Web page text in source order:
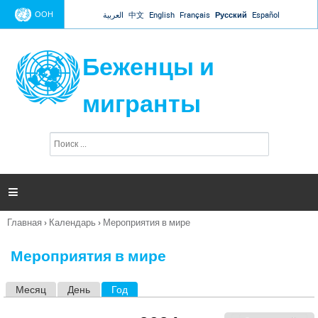
Jump to navigation
ООН العربية 中文 English Français Русский Español
Беженцы и
мигранты
п
и

Вы
Главная › Календарь › Мероприятия в мире
Мероприятия в мире
Месяц День Год